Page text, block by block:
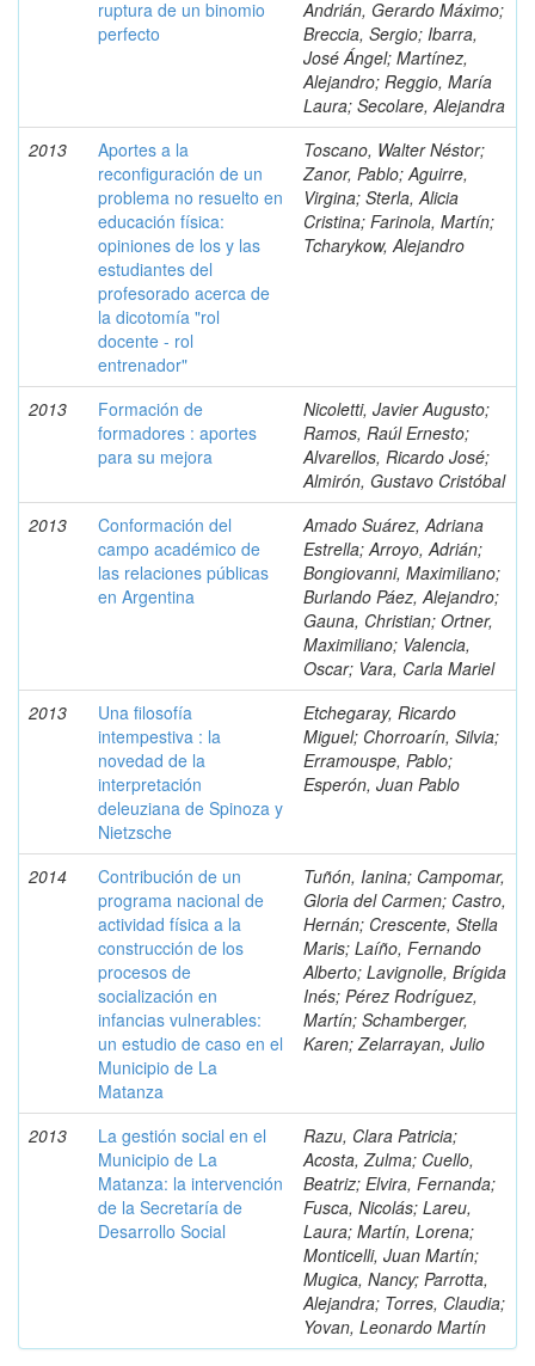
ruptura de un binomio
perfecto
Andrián, Gerardo Máximo;
Breccia, Sergio; Ibarra,
José Ángel; Martínez,
Alejandro; Reggio, María
Laura; Secolare, Alejandra
2013
Aportes a la
reconfiguración de un
problema no resuelto en
educación física:
opiniones de los y las
estudiantes del
profesorado acerca de
la dicotomía "rol
docente - rol
entrenador"
Toscano, Walter Néstor;
Zanor, Pablo; Aguirre,
Virgina; Sterla, Alicia
Cristina; Farinola, Martín;
Tcharykow, Alejandro
2013
Formación de
formadores : aportes
para su mejora
Nicoletti, Javier Augusto;
Ramos, Raúl Ernesto;
Alvarellos, Ricardo José;
Almirón, Gustavo Cristóbal
2013
Conformación del
campo académico de
las relaciones públicas
en Argentina
Amado Suárez, Adriana
Estrella; Arroyo, Adrián;
Bongiovanni, Maximiliano;
Burlando Páez, Alejandro;
Gauna, Christian; Ortner,
Maximiliano; Valencia,
Oscar; Vara, Carla Mariel
2013
Una filosofía
intempestiva : la
novedad de la
interpretación
deleuziana de Spinoza y
Nietzsche
Etchegaray, Ricardo
Miguel; Chorroarín, Silvia;
Erramouspe, Pablo;
Esperón, Juan Pablo
2014
Contribución de un
programa nacional de
actividad física a la
construcción de los
procesos de
socialización en
infancias vulnerables:
un estudio de caso en el
Municipio de La
Matanza
Tuñón, Ianina; Campomar,
Gloria del Carmen; Castro,
Hernán; Crescente, Stella
Maris; Laíño, Fernando
Alberto; Lavignolle, Brígida
Inés; Pérez Rodríguez,
Martín; Schamberger,
Karen; Zelarrayan, Julio
2013
La gestión social en el
Municipio de La
Matanza: la intervención
de la Secretaría de
Desarrollo Social
Razu, Clara Patricia;
Acosta, Zulma; Cuello,
Beatriz; Elvira, Fernanda;
Fusca, Nicolás; Lareu,
Laura; Martín, Lorena;
Monticelli, Juan Martín;
Mugica, Nancy; Parrotta,
Alejandra; Torres, Claudia;
Yovan, Leonardo Martín